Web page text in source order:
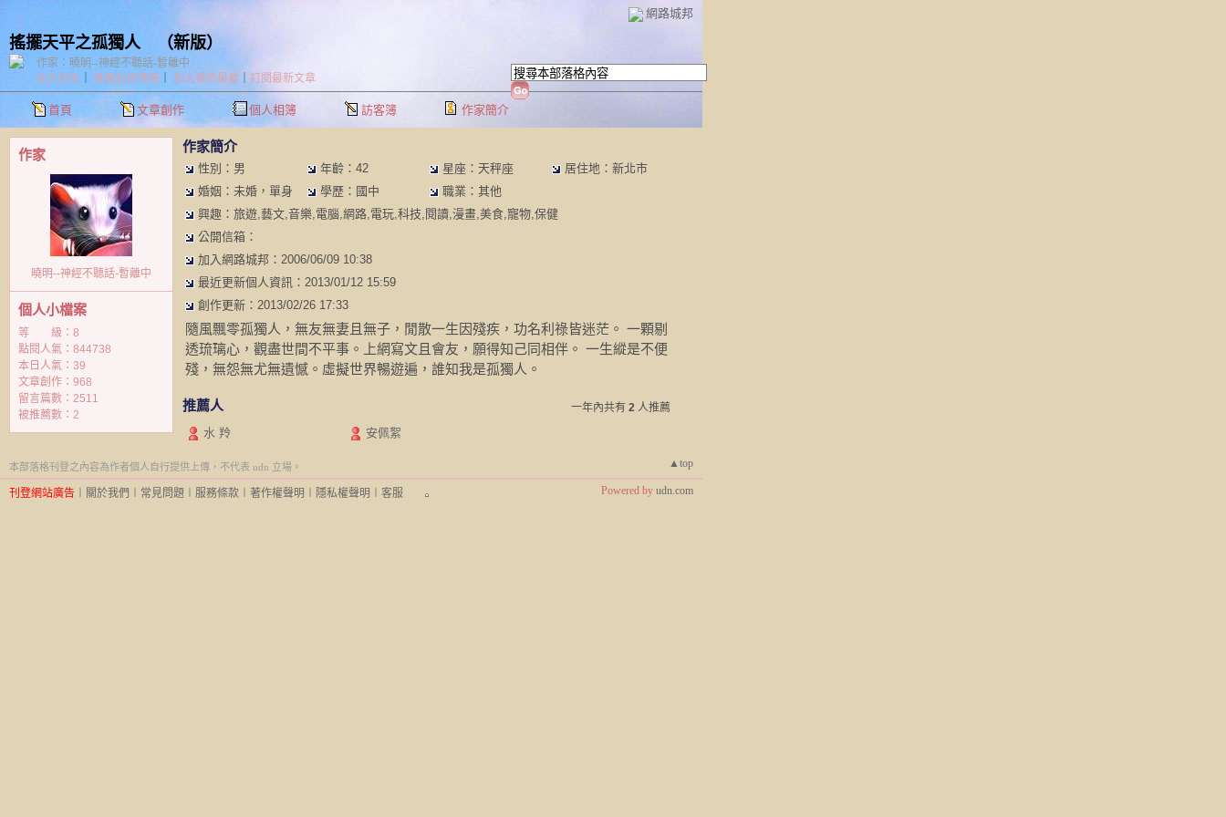
網路城邦
搖擺天平之孤獨人（新版）
首頁 文章創作 個人相簿 訪客簿 作家簡介
加入好友 推薦此部落格 加入我的最愛 訂閱最新文章
作家：曉明--神經不聽話-暫離中
作家
曉明--神經不聽話-暫離中
個人小檔案
等 級：8
點閱人氣：844738
本日人氣：39
文章創作：968
留言篇數：2511
被推薦數： 2
作家簡介
性別：男 年齡：42 星座：天秤座
居住地：新北市
婚姻：未婚，單身
學歷：國中
職業：其他
興趣：旅遊,藝文,音樂,電腦,網路,電玩,科技,閱讀,漫畫,美食,寵物,保健
公開信箱：
加入網路城邦：2006/06/09 10:38
最近更新個人資訊：2013/01/12 15:59
創作更新：2013/02/26 17:33
隨風飄零孤獨人，無友無妻且無子，閒散一生因殘疾，功名利祿皆迷茫。 一顆剔
透琉璃心，觀盡世間不平事。上網寫文且會友，願得知己同相伴。 一生縱是不便
殘，無怨無尤無遺憾。虛擬世界暢遊遍，誰知我是孤獨人。
推薦人 一年內共有 2 人推薦
水 羚 安佩絮
▲top
本部落格刊登之內容為作者個人自行提供上傳，不代表 udn 立場。
刊登網站廣告 關於我們 常見問題 服務條款 著作權聲明 隱私權聲明 客服 Powered by udn.com